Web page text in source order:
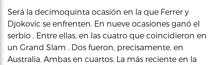
Será la decimoquinta ocasión en la que Ferrer y
Djokovic se enfrenten. En nueve ocasiones ganó el
serbio . Entre ellas, en las cuatro que coincidieron en
un Grand Slam . Dos fueron, precisamente, en
Australia. Ambas en cuartos. La más reciente en la